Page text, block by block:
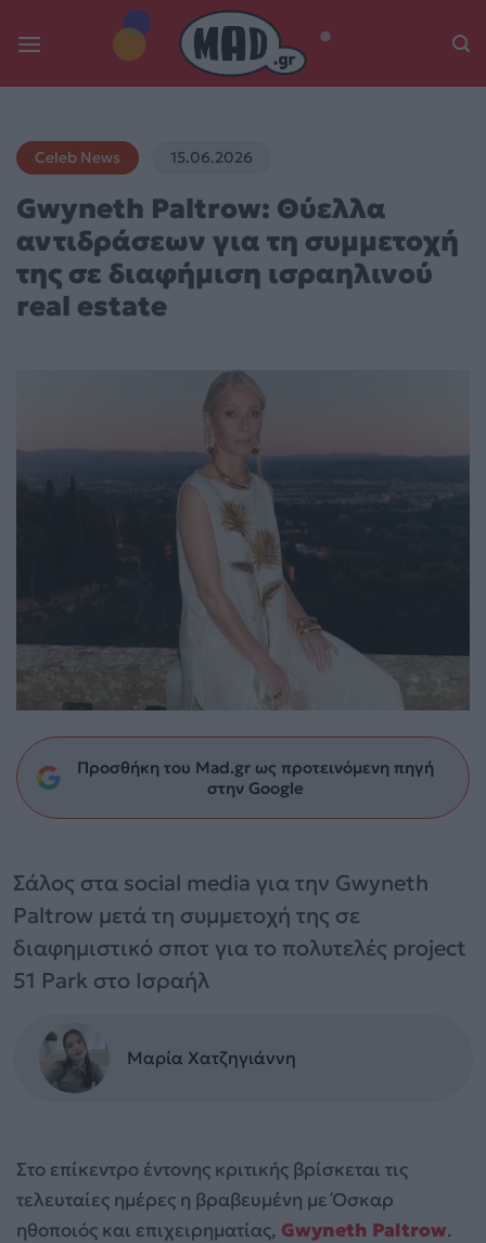
Celeb News 15.06.2026
Gwyneth Paltrow: Θύελλα
αντιδράσεων για τη συμμετοχή
της σε διαφήμιση ισραηλινού
real estate
Προσθήκη του Mad.gr ως προτεινόμενη πηγή
στην Google
Σάλος στα social media για την Gwyneth
Paltrow μετά τη συμμετοχή της σε
διαφημιστικό σποτ για το πολυτελές project
51 Park στο Ισραήλ
Μαρία Χατζηγιάννη
Στο επίκεντρο έντονης κριτικής βρίσκεται τις
τελευταίες ημέρες η βραβευμένη με Όσκαρ
ηθοποιός και επιχειρηματίας, Gwyneth Paltrow.